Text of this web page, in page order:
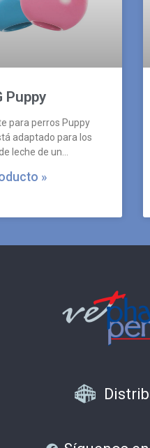
Puppy
para perros Puppy
adaptado para los
leche de un
»